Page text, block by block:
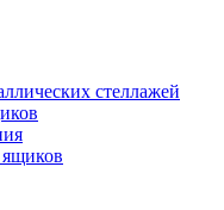
стеллажей